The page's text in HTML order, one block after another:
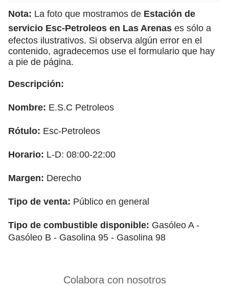
Nota: La foto que mostramos de Estación de
servicio Esc-Petroleos en Las Arenas es sólo a
efectos ilustrativos. Si observa algún error en el
contenido, agradecemos use el formulario que hay
a pie de página.
Descripción:
Nombre: E.S.C Petroleos
Rótulo: Esc-Petroleos
Horario: L-D: 08:00-22:00
Margen: Derecho
Tipo de venta: Público en general
Tipo de combustible disponible: Gasóleo A -
Gasóleo B - Gasolina 95 - Gasolina 98
Colabora con nosotros